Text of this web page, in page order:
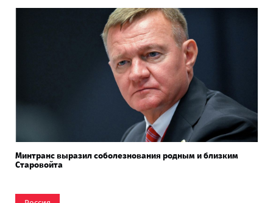
Минтранс выразил соболезнования родным и близким
Старовойта